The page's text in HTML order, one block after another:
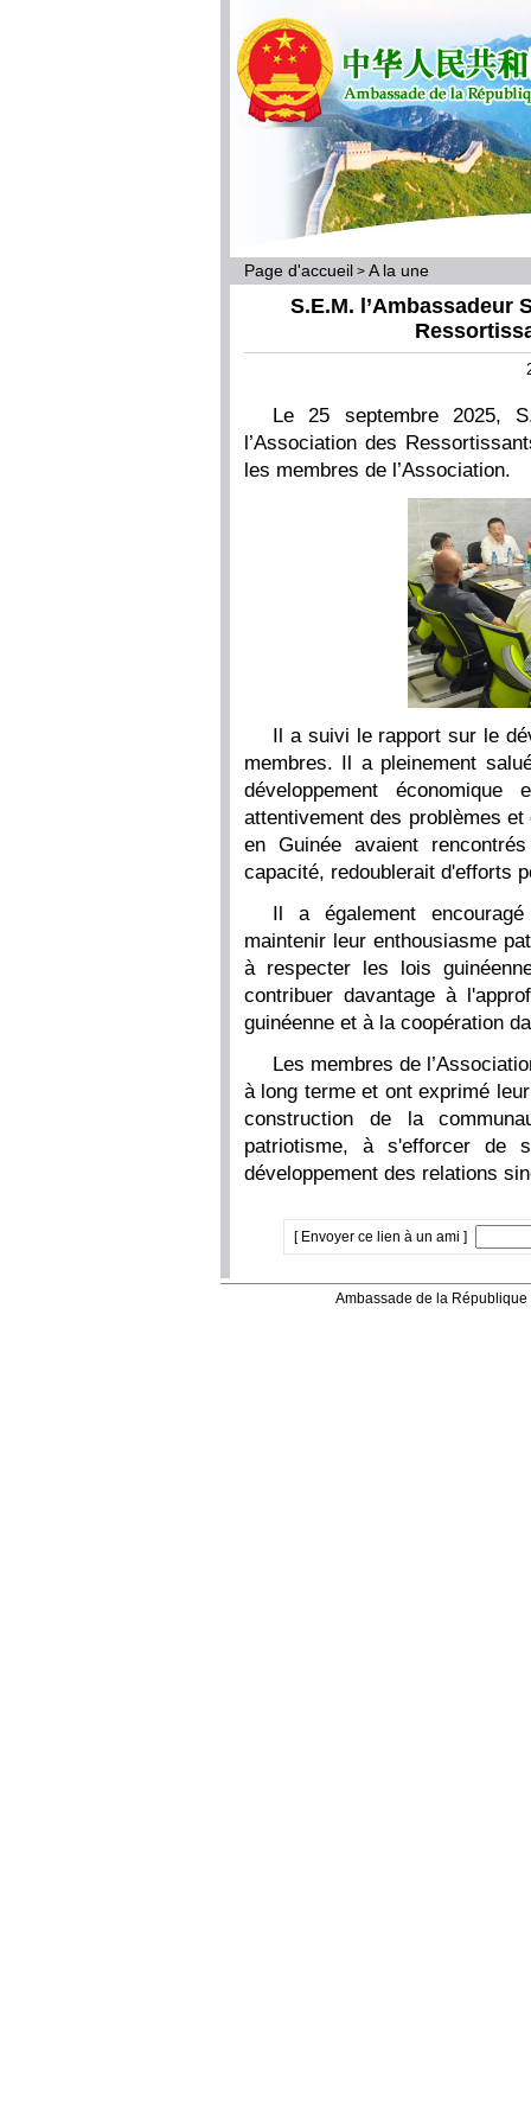
Page d'accueil > A la une
S.E.M. l’Ambassadeur
Le 25 septembre 2025,
l’Association des
les membres de l’Association.
Il a suivi le rapport sur le
membres. Il a pleinement
développement
attentivement des problèmes
en Guinée avaient
capacité, redoublerait d'efforts
Il a également
maintenir leur enthousiasme
à respecter les lois
contribuer davantage à
guinéenne et à la coopération
Les membres de
à long terme et ont exprimé
construction de la
patriotisme, à s'efforcer de
développement des relations
[ Envoyer ce lien à un ami ]
Ambassade de la